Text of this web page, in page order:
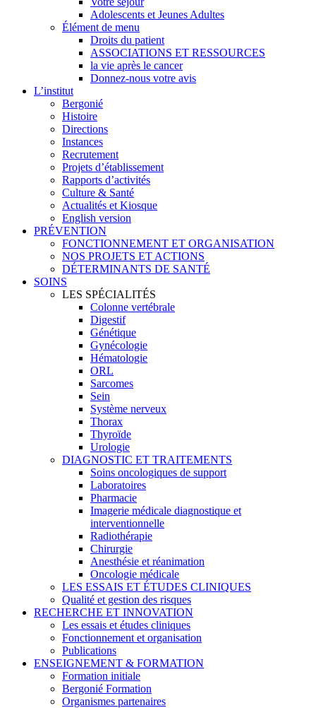
Adolescents et Jeunes Adultes
Élément de menu
Droits du patient
ASSOCIATIONS ET RESSOURCES
la vie après le cancer
Donnez-nous votre avis
L’institut
Bergonié
Histoire
Directions
Instances
Recrutement
Projets d’établissement
Rapports d’activités
Culture & Santé
Actualités et Kiosque
English version
PRÉVENTION
FONCTIONNEMENT ET ORGANISATION
NOS PROJETS ET ACTIONS
DÉTERMINANTS DE SANTÉ
SOINS
LES SPÉCIALITÉS
Colonne vertébrale
Digestif
Génétique
Gynécologie
Hématologie
ORL
Sarcomes
Sein
Système nerveux
Thorax
Thyroïde
Urologie
DIAGNOSTIC ET TRAITEMENTS
Soins oncologiques de support
Laboratoires
Pharmacie
Imagerie médicale diagnostique et
interventionnelle
Radiothérapie
Chirurgie
Anesthésie et réanimation
Oncologie médicale
LES ESSAIS ET ÉTUDES CLINIQUES
Qualité et gestion des risques
RECHERCHE ET INNOVATION
Les essais et études cliniques
Fonctionnement et organisation
Publications
ENSEIGNEMENT & FORMATION
Formation initiale
Bergonié Formation
Organismes partenaires